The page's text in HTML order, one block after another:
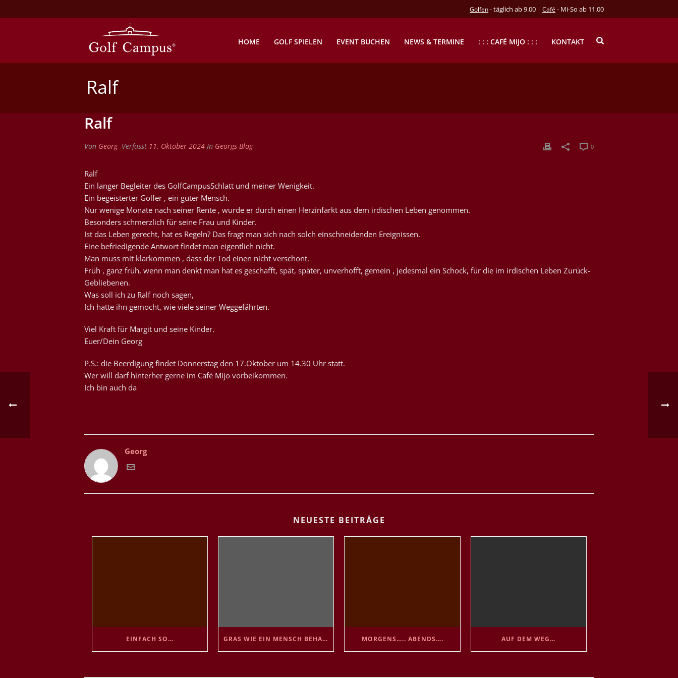
Golfen- täglich ab 9.00 | Café - Mi-So ab 11.00
HOME GOLF SPIELEN EVENT BUCHEN NEWS & TERMINE : : : CAFÉ MIJO : : : KONTAKT
Ralf
Ralf
Von Georg Verfasst 11. Oktober 2024 In Georgs Blog 0
Ralf
Ein langer Begleiter des GolfCampusSchlatt und meiner Wenigkeit.
Ein begeisterter Golfer , ein guter Mensch.
Nur wenige Monate nach seiner Rente , wurde er durch einen Herzinfarkt aus dem irdischen Leben genommen.
Besonders schmerzlich für seine Frau und Kinder.
Ist das Leben gerecht, hat es Regeln? Das fragt man sich nach solch einschneidenden Ereignissen.
Eine befriedigende Antwort findet man eigentlich nicht.
Man muss mit klarkommen , dass der Tod einen nicht verschont.
Früh , ganz früh, wenn man denkt man hat es geschafft, spät, später, unverhofft, gemein , jedesmal ein Schock, für die im irdischen Leben Zurück-
Gebliebenen.
Was soll ich zu Ralf noch sagen,
Ich hatte ihn gemocht, wie viele seiner Weggefährten.
Viel Kraft für Margit und seine Kinder.
Euer/Dein Georg
P.S.: die Beerdigung findet Donnerstag den 17.Oktober um 14.30 Uhr statt.
Wer will darf hinterher gerne im Café Mijo vorbeikommen.
Ich bin auch da
Georg
NEUESTE BEITRÄGE
EINFACH SO… GRAS WIE EIN MENSCH BEHANDELN 😘 MORGENS….. ABENDS…. AUF DEM WEG…